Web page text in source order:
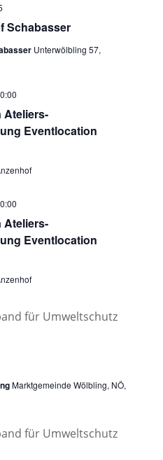
Schabasser
Unterwölbling 57,
Ateliers-
Eventlocation
Ateliers-
Eventlocation
Marktgemeinde Wölbling, NÖ,